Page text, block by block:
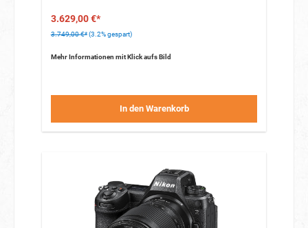
3.629,00 €*
3.749,00 €* (3.2% gespart)
Mehr Informationen mit Klick aufs Bild
In den Warenkorb